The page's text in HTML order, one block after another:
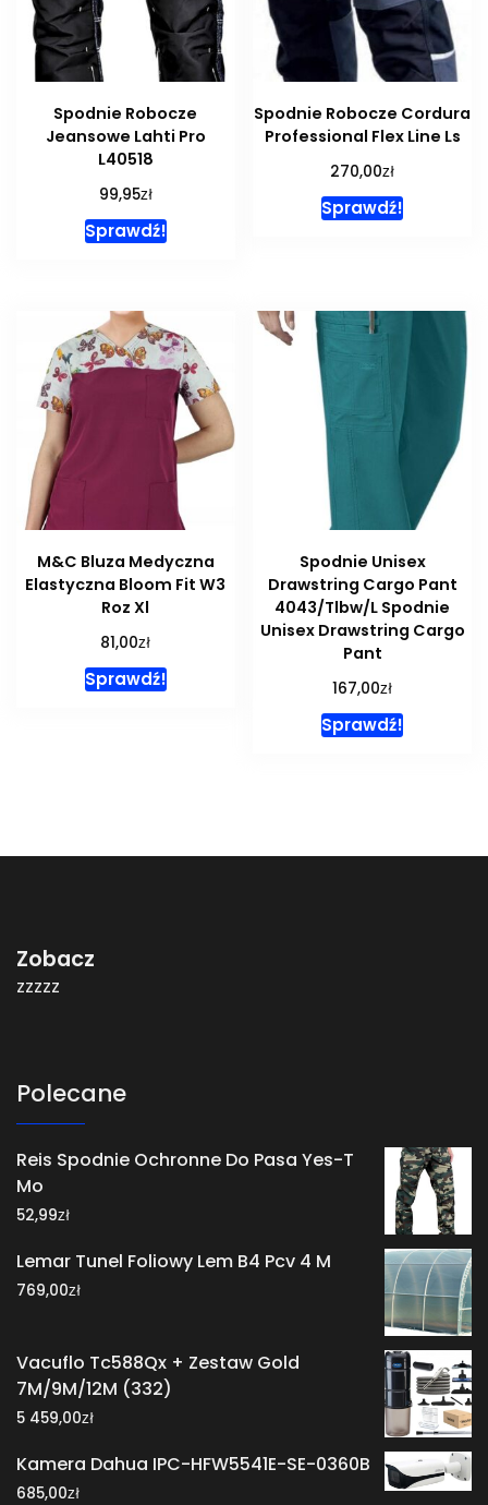
Spodnie Robocze
Jeansowe Lahti Pro
L40518
99,95zł
Sprawdź!
Spodnie Robocze Cordura
Professional Flex Line Ls
270,00zł
Sprawdź!
M&C Bluza Medyczna
Elastyczna Bloom Fit W3
Roz Xl
81,00zł
Sprawdź!
Spodnie Unisex
Drawstring Cargo Pant
4043/Tlbw/L Spodnie
Unisex Drawstring Cargo
Pant
167,00zł
Sprawdź!
Zobacz
zzzzz
Polecane
Reis Spodnie Ochronne Do Pasa Yes-T
Mo
52,99zł
Lemar Tunel Foliowy Lem B4 Pcv 4 M
769,00zł
Vacuflo Tc588Qx + Zestaw Gold
7M/9M/12M (332)
5 459,00zł
Kamera Dahua IPC-HFW5541E-SE-0360B
685,00zł